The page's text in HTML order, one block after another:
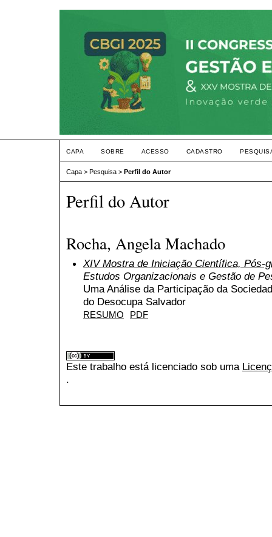
CAPA SOBRE ACESSO CADASTRO
Capa > Pesquisa > Perfil do Autor
Perfil do Autor
Rocha, Angela Machado
XIV Mostra de Iniciação Científica, Pós-
Estudos Organizacionais e Gestão de
Uma Análise da Participação da
do Desocupa Salvador
RESUMO PDF
Este trabalho está licenciado sob uma
.